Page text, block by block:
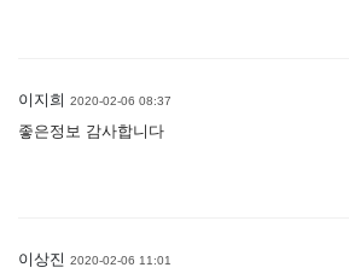
이지희 2020-02-06 08:37
좋은정보 감사합니다
이상진 2020-02-06 11:01